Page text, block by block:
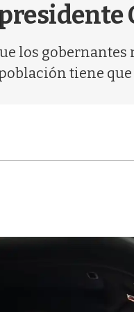
los
tiene que